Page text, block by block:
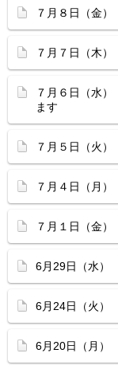
７月８日（金
７月７日（木
７月６日（水
ます
７月５日（火
７月４日（月
７月１日（金
6月29日（水）
6月24日（火）
6月20日（月）